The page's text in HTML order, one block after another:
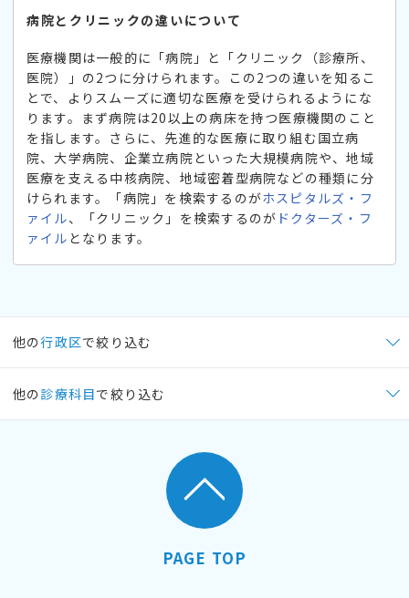
病院とクリニックの違いについて
医療機関は一般的に「病院」と「クリニック（診療所、
医院）」の2つに分けられます。この2つの違いを知るこ
とで、よりスムーズに適切な医療を受けられるようにな
ります。まず病院は20以上の病床を持つ医療機関のこと
を指します。さらに、先進的な医療に取り組む国立病
院、大学病院、企業立病院といった大規模病院や、地域
医療を支える中核病院、地域密着型病院などの種類に分
けられます。「病院」を検索するのがホスピタルズ・フ
ァイル、「クリニック」を検索するのが ドクターズ・フ
ァイル となります。
他の行政区で絞り込む
他の 診療科目で絞り込む
PAGE TOP